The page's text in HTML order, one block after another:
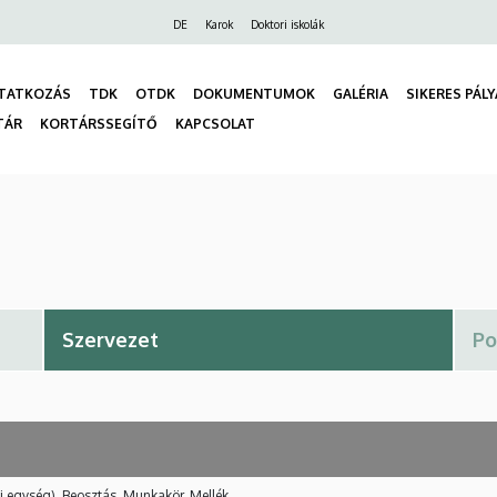
DE Karok Doktori iskolák
TDK OTDK DOKUMENTUMOK GALÉRIA
SIKERES
KORTÁRSSEGÍTŐ KAPCSOLAT